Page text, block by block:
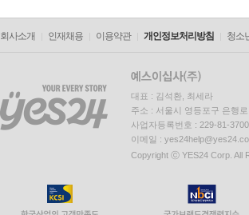
회사소개 인재채용 이용약관 개인정보처리방침 청소
대표 : 김석환, 최세라
주소 : 서울시 영등포구 은행
사업자등록번호 : 229-81-
이메일 :
Copyright ⓒ YES24 Corp. All